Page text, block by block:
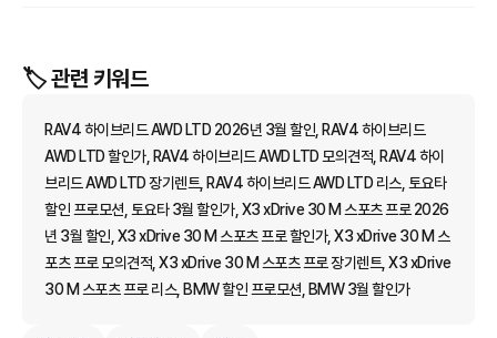
🏷️ 관련 키워드
RAV4 하이브리드 AWD LTD 2026년 3월 할인, RAV4 하이브리드
AWD LTD 할인가, RAV4 하이브리드 AWD LTD 모의견적, RAV4 하이
브리드 AWD LTD 장기렌트, RAV4 하이브리드 AWD LTD 리스, 토요타
할인 프로모션, 토요타 3월 할인가, X3 xDrive 30 M 스포츠 프로 2026
년 3월 할인, X3 xDrive 30 M 스포츠 프로 할인가, X3 xDrive 30 M 스
포츠 프로 모의견적, X3 xDrive 30 M 스포츠 프로 장기렌트, X3 xDrive
30 M 스포츠 프로 리스, BMW 할인 프로모션, BMW 3월 할인가